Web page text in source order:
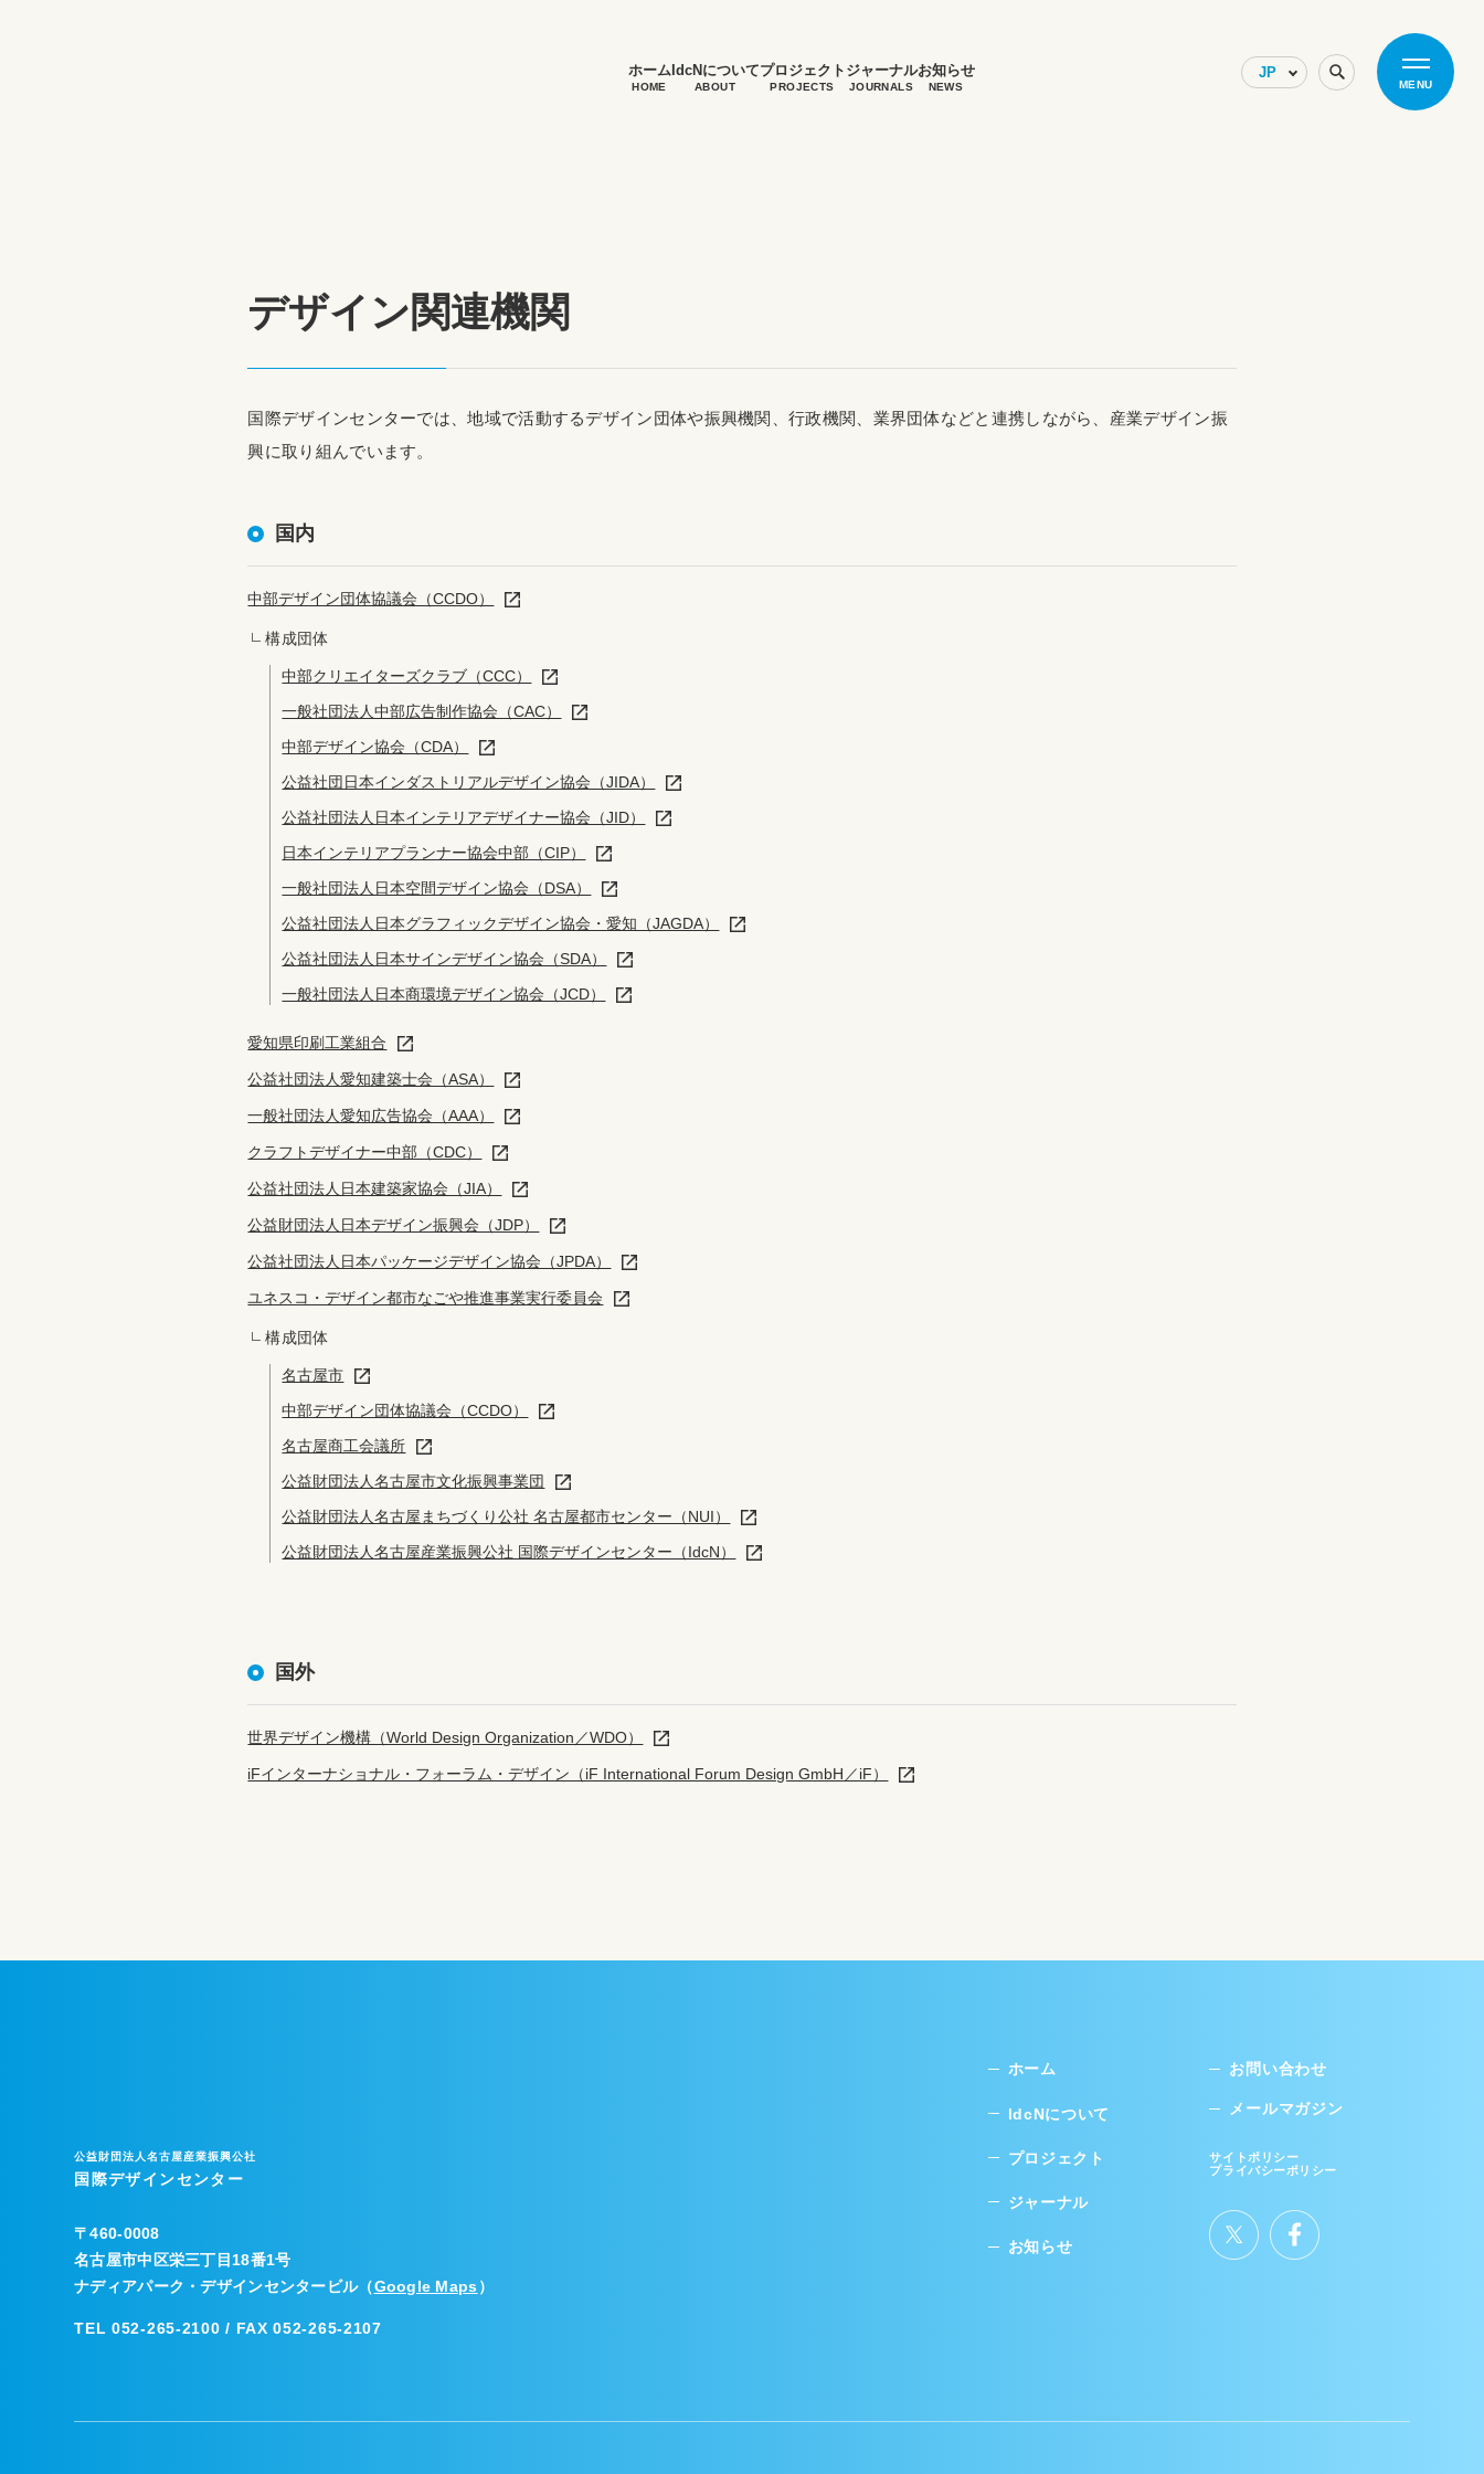
ホーム
HOME
IdcNについて
ABOUT
プロジェクト
PROJECTS
ジャーナル
JOURNALS
お知らせ
NEWS MENU
デザイン関連機関
国際デザインセンターでは、地域で活動するデザイン団体や振興機関、行政機関、業界団体などと連携しながら、産業デザイン振
興に取り組んでいます。
国内
中部デザイン団体協議会（CCDO）
構成団体
中部クリエイターズクラブ（CCC）
一般社団法人中部広告制作協会（CAC）
中部デザイン協会（CDA）
公益社団日本インダストリアルデザイン協会（JIDA）
公益社団法人日本インテリアデザイナー協会（JID）
日本インテリアプランナー協会中部（CIP）
一般社団法人日本空間デザイン協会（DSA）
公益社団法人日本グラフィックデザイン協会・愛知（JAGDA）
公益社団法人日本サインデザイン協会（SDA）
一般社団法人日本商環境デザイン協会（JCD）
愛知県印刷工業組合
公益社団法人愛知建築士会（ASA）
一般社団法人愛知広告協会（AAA）
クラフトデザイナー中部（CDC）
公益社団法人日本建築家協会（JIA）
公益財団法人日本デザイン振興会（JDP）
公益社団法人日本パッケージデザイン協会（JPDA）
ユネスコ・デザイン都市なごや推進事業実行委員会
構成団体
名古屋市
中部デザイン団体協議会（CCDO）
名古屋商工会議所
公益財団法人名古屋市文化振興事業団
公益財団法人名古屋まちづくり公社 名古屋都市センター（NUI）
公益財団法人名古屋産業振興公社 国際デザインセンター（IdcN）
国外
世界デザイン機構（World Design Organization／WDO）
iFインターナショナル・フォーラム・デザイン（iF International Forum Design GmbH／iF）
公益財団法人名古屋産業振興公社
国際デザインセンター
〒460-0008
名古屋市中区栄三丁目18番1号
ナディアパーク・デザインセンタービル（Google Maps ）
TEL 052-265-2100 / FAX 052-265-2107
ホーム
IdcNについて
プロジェクト
ジャーナル
お知らせ
お問い合わせ
メールマガジン
サイトポリシー
プライバシーポリシー